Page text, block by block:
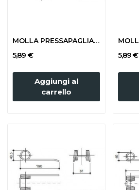
MOLLA PRESSAPAGLIA AMA
5,89 €
Aggiungi al
carrello
5,89 €